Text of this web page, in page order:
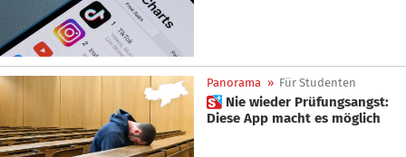
Panorama » Für Studenten
 Nie wieder Prüfungsangst:
Diese App macht es möglich